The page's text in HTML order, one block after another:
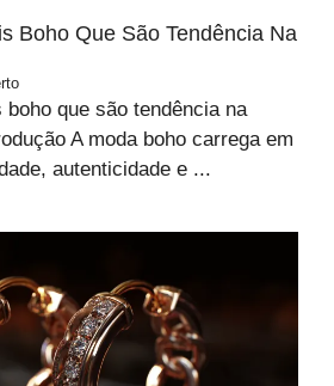
Boho Que São Tendência Na
boho que são tendência na
A moda boho carrega em
autenticidade e ...